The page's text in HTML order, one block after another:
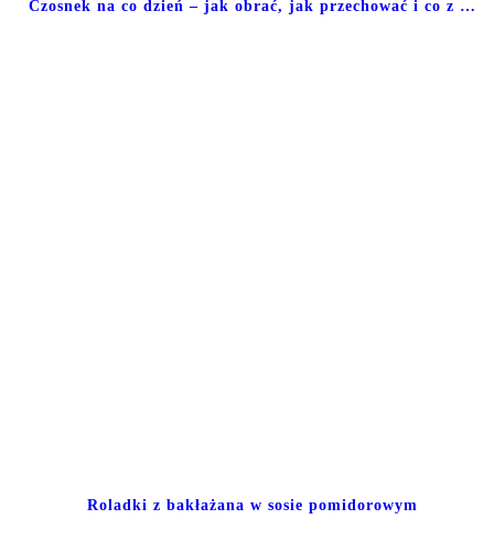
Czosnek na co dzień – jak obrać, jak przechować i co z …
Roladki z bakłażana w sosie pomidorowym